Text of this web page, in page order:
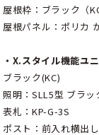
屋根枠：ブラック（KC
屋根パネル：ポリカ
・X.スタイル機能ユ
ブラック(KC)
照明：SLL5型 ブラッ
表札：KP-G-3S
ポスト：前入れ横出し